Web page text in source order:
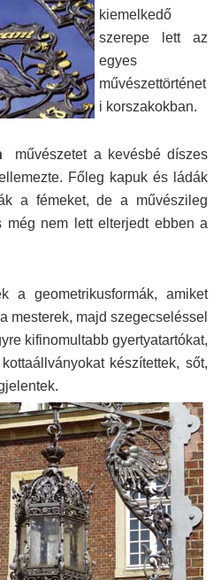
kiemelkedő
szerepe lett az
egyes
művészettörténet
i korszakokban.
művészetet a kevésbé díszes
Főleg kapuk és ládák
a fémeket, de a művészileg
még nem lett elterjedt ebben a
a geometrikusformák, amiket
mesterek, majd szegecseléssel
kifinomultabb gyertyatartókat,
készítettek, sőt,